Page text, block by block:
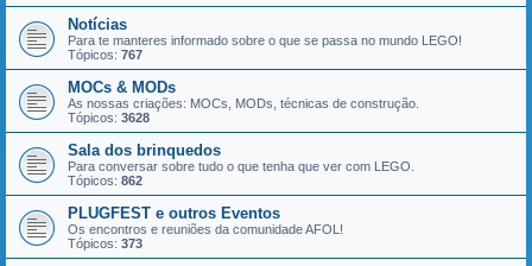
Notícias
Para te manteres informado sobre o que se passa no mundo LEGO!
Tópicos: 767
MOCs & MODs
As nossas criações: MOCs, MODs, técnicas de construção.
Tópicos: 3628
Sala dos brinquedos
Para conversar sobre tudo o que tenha que ver com LEGO.
Tópicos: 862
PLUGFEST e outros Eventos
Os encontros e reuniões da comunidade AFOL!
Tópicos: 373